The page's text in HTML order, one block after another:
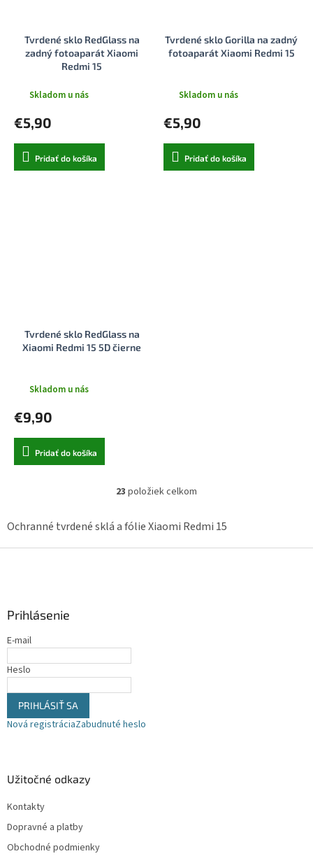
Tvrdené sklo RedGlass na
zadný fotoaparát Xiaomi
Redmi 15
Skladom u nás
€5,90
Pridať do košíka
Tvrdené sklo Gorilla na zadný
fotoaparát Xiaomi Redmi 15
Skladom u nás
€5,90
Pridať do košíka
Tvrdené sklo RedGlass na
Xiaomi Redmi 15 5D čierne
Skladom u nás
€9,90
Pridať do košíka
O
l
d
23 položiek celkom
Ochranné tvrdené sklá a fólie Xiaomi Redmi 15
Prihlásenie
E-mail
Heslo
PRIHLÁSIŤ SA
Nová registráciaZabudnuté heslo
Užitočné odkazy
Kontakty
Dopravné a platby
Obchodné podmienky